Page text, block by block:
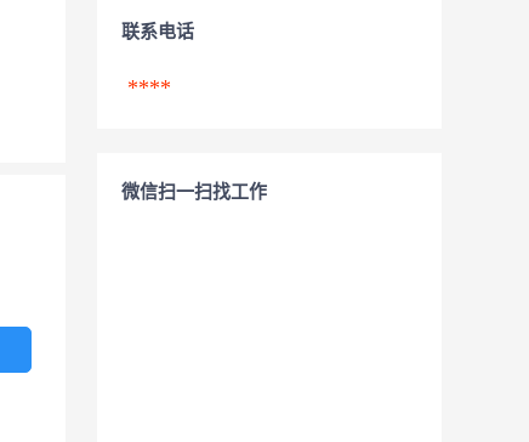
联系电话
****
微信扫一扫找工作